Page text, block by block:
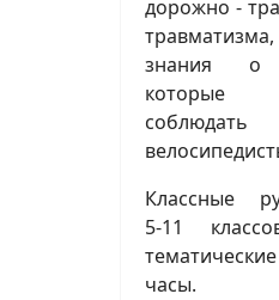
дорожно -
знания о
соблюдать
Классные
5-11
часы.